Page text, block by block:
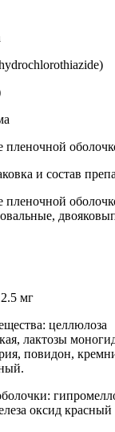
пленочной
и состав
мг
целлюлоза
лактозы
повидон,
оксид